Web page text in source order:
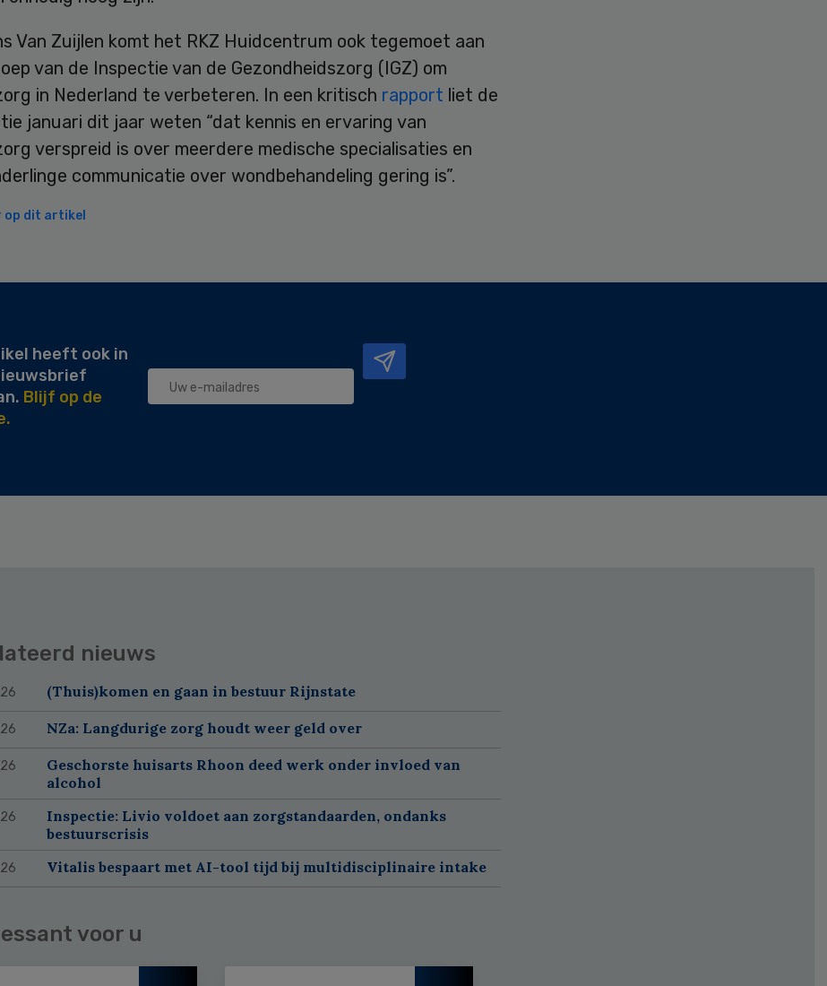
Van Zuijlen komt het RKZ Huidcentrum ook tegemoet aan
van de Inspectie van de Gezondheidszorg (IGZ) om
in Nederland te verbeteren. In een kritisch rapport liet de
januari dit jaar weten “dat kennis en ervaring van
verspreid is over meerdere medische specialisaties en
communicatie over wondbehandeling gering is”.
op dit artikel
heeft ook in
Blijf op de
nieuws
(Thuis)komen en gaan in bestuur Rijnstate
NZa: Langdurige zorg houdt weer geld over
Geschorste huisarts Rhoon deed werk onder invloed van
alcohol
Inspectie: Livio voldoet aan zorgstandaarden, ondanks
bestuurscrisis
Vitalis bespaart met AI-tool tijd bij multidisciplinaire intake
voor u